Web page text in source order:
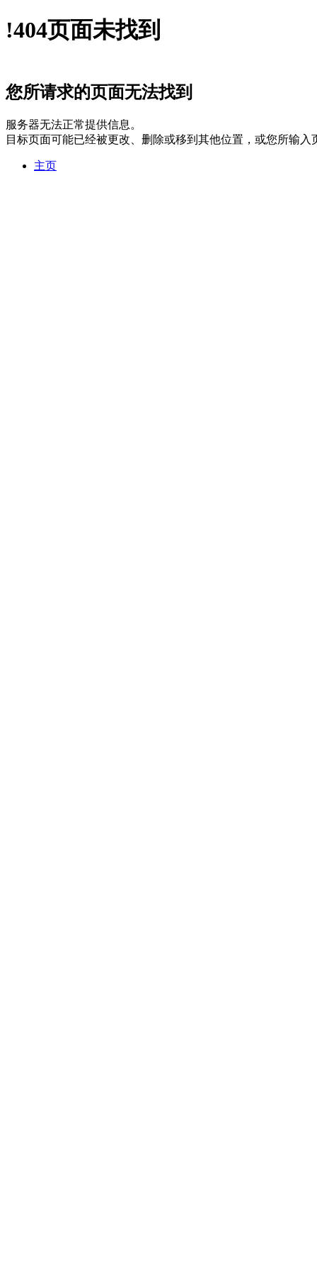
!404页面未找到
您所请求的页面无法找到
服务器无法正常提供信息。
目标页面可能已经被更改、删除或移到其他位置，或您所输入
主页